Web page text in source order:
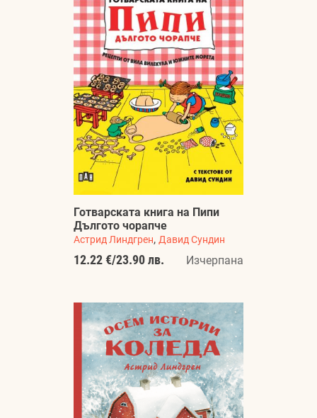
Готварската книга на Пипи
Дългото чорапче
Астрид Линдгрен, Давид Сундин
12.22 €/23.90 лв. Изчерпана